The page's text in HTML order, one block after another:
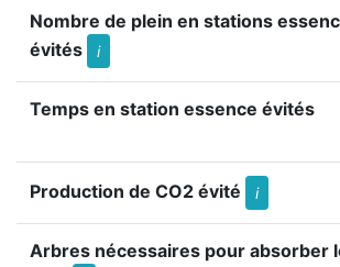
Nombre de plein en stations
évités
i
Temps en station essence évités
Production de CO2 évité i
Arbres nécessaires pour absorber